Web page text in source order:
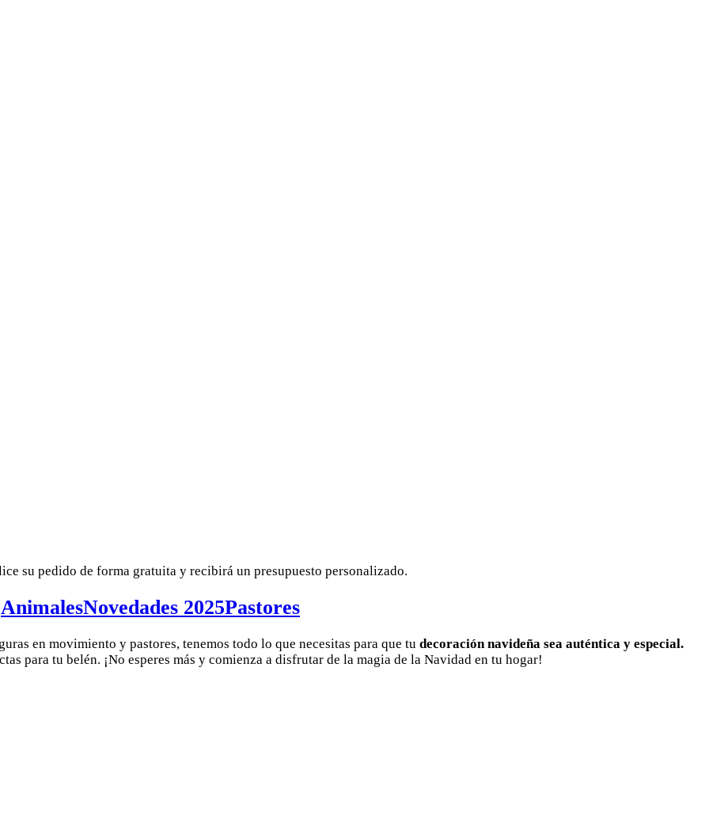
su pedido de forma gratuita y recibirá un presupuesto personalizado.
AnimalesNovedades 2025Pastores
en movimiento y pastores, tenemos todo lo que necesitas para que tu decoración navideña sea auténtica y especial.
para tu belén. ¡No esperes más y comienza a disfrutar de la magia de la Navidad en tu hogar!